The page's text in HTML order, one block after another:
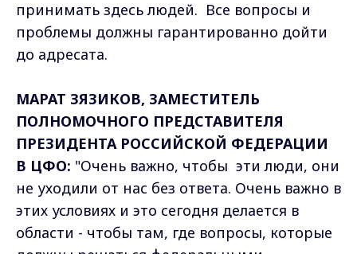
принимать здесь людей. Все вопросы и
проблемы должны гарантированно дойти
до адресата.
МАРАТ ЗЯЗИКОВ, ЗАМЕСТИТЕЛЬ
ПОЛНОМОЧНОГО ПРЕДСТАВИТЕЛЯ
ПРЕЗИДЕНТА РОССИЙСКОЙ ФЕДЕРАЦИИ
В ЦФО: "Очень важно, чтобы эти люди, они
не уходили от нас без ответа. Очень важно в
этих условиях и это сегодня делается в
области - чтобы там, где вопросы, которые